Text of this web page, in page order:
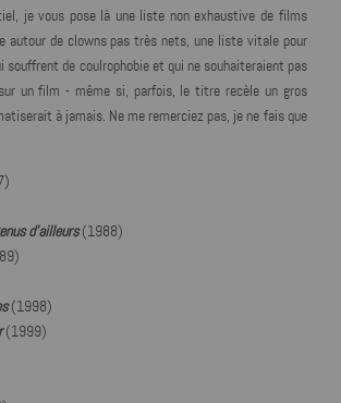
je vous pose là une liste non exhaustive de films
autour de clowns pas très nets, une liste vitale pour
souffrent de coulrophobie et qui ne souhaiteraient pas
un film - même si, parfois, le titre recèle un gros
à jamais. Ne me remerciez pas, je ne fais que
d'ailleurs(1988)
(1998)
(1999)